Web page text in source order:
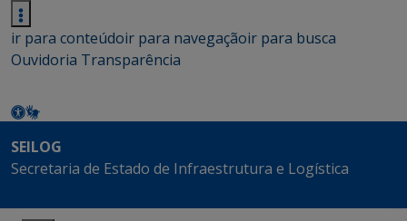
ir para conteúdoir para navegaçãoir para busca
Ouvidoria Transparência
SEILOG
Secretaria de Estado de Infraestrutura e Logística